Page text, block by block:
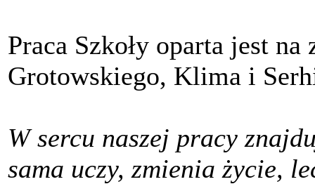
Praca Szkoły oparta jest na
Grotowskiego, Klima i
W sercu naszej pracy
sama uczy, zmienia życie,